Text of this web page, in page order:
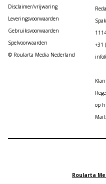
Disclaimer/vrijwaring
Leveringsvoorwaarden
Gebruiksvoorwaarden
Spelvoorwaarden
© Roularta Media Nederland
+31
op
Roularta